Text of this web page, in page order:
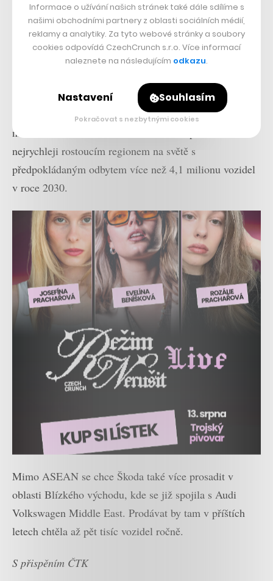
prodaných vozů ročně s tím, že to může být v budoucnu
minimálně o deset tisíc víc.
I v tomto případě bude hrát klíčovou roli Indie, ve které
vozy doručovány do všech ostatních zemí. Podle člena
představenstva Škody Auto Martina Jahna je sdružení
národů ASEAN s ročním růstem o osm procent
nejrychleji rostoucím regionem na světě s
předpokládaným odbytem více než 4,1 milionu vozidel
v roce 2030.
Mimo ASEAN se chce Škoda také více prosadit v
oblasti Blízkého východu, kde se již spojila s Audi
Volkswagen Middle East. Prodávat by tam v příštích
letech chtěla až pět tisíc vozidel ročně.
S přispěním ČTK
Informace o užívání našich stránek také dále sdílíme s
našimi obchodními partnery z oblasti sociálních médií,
reklamy a analytiky. Za tyto webové stránky a soubory
cookies odpovídá CzechCrunch s.r.o. Více informací
naleznete na následujícím odkazu.
Nastavení Souhlasím
Pokračovat s nezbytnými cookies